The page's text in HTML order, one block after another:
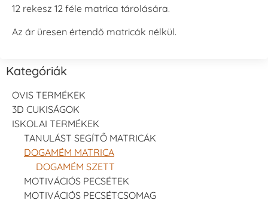
12 rekesz 12 féle matrica tárolására.
Az ár üresen értendő matricák nélkül.
Kategóriák
OVIS TERMÉKEK
3D CUKISÁGOK
ISKOLAI TERMÉKEK
TANULÁST SEGÍTŐ MATRICÁK
DOGAMÉM MATRICA
DOGAMÉM SZETT
MOTIVÁCIÓS PECSÉTEK
MOTIVÁCIÓS PECSÉTCSOMAG